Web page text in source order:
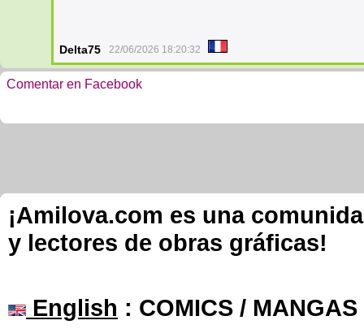
Delta75 22/06/2026 18:20:32
Comentar en Facebook
¡Amilova.com es una
y lectores de obras gráficas!
English : COMICS /